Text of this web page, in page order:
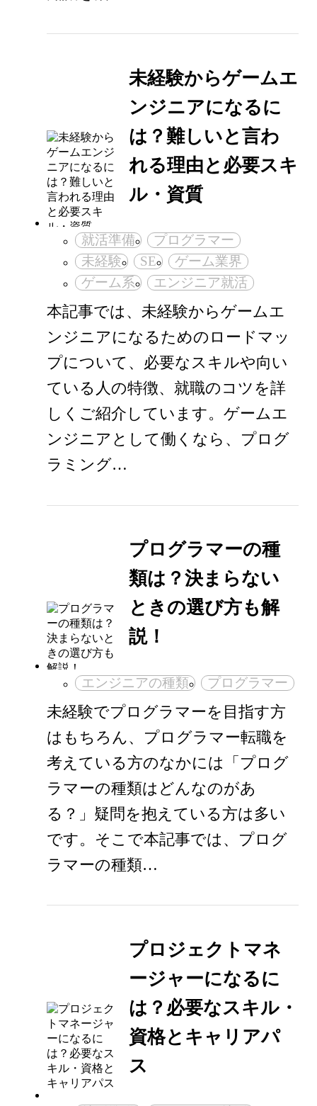
未経験からゲームエ
ンジニアになるに
は？難しいと言わ
れる理由と必要スキ
ル・資質
就活準備
プログラマー
未経験
SE
ゲーム業界
ゲーム系
エンジニア就活
本記事では、未経験からゲームエ
ンジニアになるためのロードマッ
プについて、必要なスキルや向い
ている人の特徴、就職のコツを詳
しくご紹介しています。ゲームエ
ンジニアとして働くなら、プログ
ラミング…
プログラマーの種
類は？決まらない
ときの選び方も解
説！
エンジニアの種類 プログラマー
未経験でプログラマーを目指す方
はもちろん、プログラマー転職を
考えている方のなかには「プログ
ラマーの種類はどんなのがあ
る？」疑問を抱えている方は多い
です。そこで本記事では、プログ
ラマーの種類…
プロジェクトマネ
ージャーになるに
は？必要なスキル・
資格とキャリアパ
ス